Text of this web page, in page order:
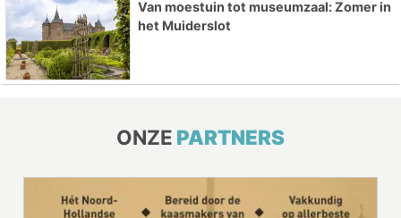
Van moestuin tot museumzaal: Zomer in
het Muiderslot
ONZE PARTNERS